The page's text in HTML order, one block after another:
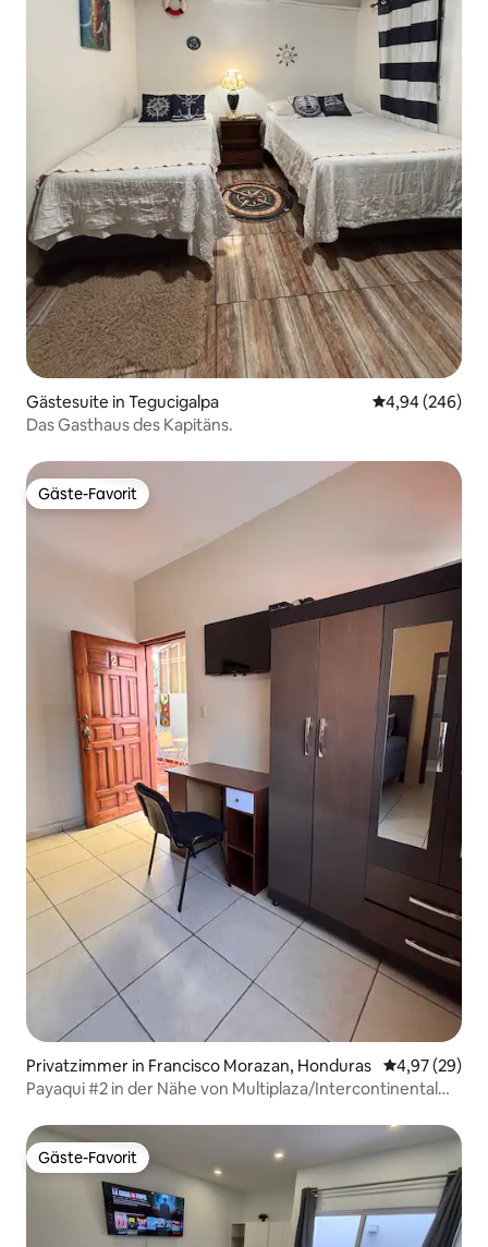
Gästesuite in Tegucigalpa
4,94 (246)
Das Gasthaus des Kapitäns.
Gäste-Favorit
Gäste-Favorit
Privatzimmer in Francisco Morazan, Honduras
4,97 (29)
Payaqui #2 in der Nähe von Multiplaza/Intercontinental
Gäste-Favorit
Gäste-Favorit